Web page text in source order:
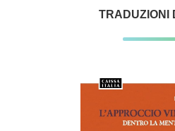
TRADUZIONI